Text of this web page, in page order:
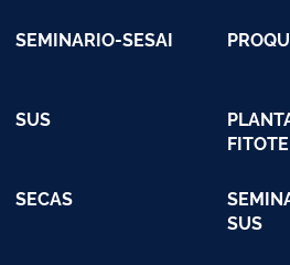
SEMINARIO-SESAI
SUS
SECAS
SUS